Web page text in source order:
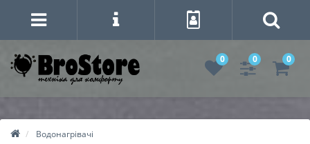
0 0 0
Водонагрівачі